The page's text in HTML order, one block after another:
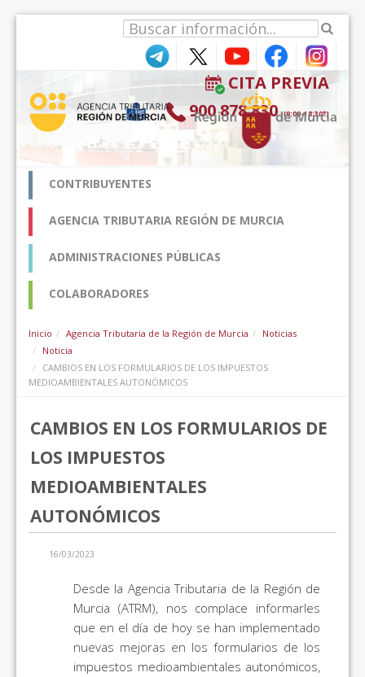
CITA PREVIA
900 878 830 (9:00-18:30*)
CONTRIBUYENTES
AGENCIA TRIBUTARIA REGIÓN DE MURCIA
ADMINISTRACIONES PÚBLICAS
COLABORADORES
Inicio Agencia Tributaria de la Región de Murcia
Noticias
Noticia
CAMBIOS EN LOS FORMULARIOS DE LOS IMPUESTOS
MEDIOAMBIENTALES AUTONÓMICOS
CAMBIOS EN LOS FORMULARIOS DE
LOS IMPUESTOS
MEDIOAMBIENTALES
AUTONÓMICOS
16/03/2023
Desde la Agencia Tributaria de la Región de
Murcia (ATRM), nos complace informarles
que en el día de hoy se han implementado
nuevas mejoras en los formularios de los
impuestos medioambientales autonómicos,